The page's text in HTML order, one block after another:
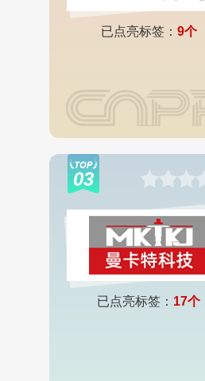
已点亮标签： 9个
03
已点亮标签： 17个